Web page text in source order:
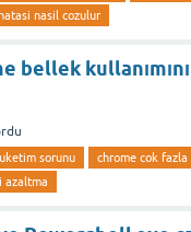
nasil cozulur
bellek
sorunu chrome cok fazla
azaltma